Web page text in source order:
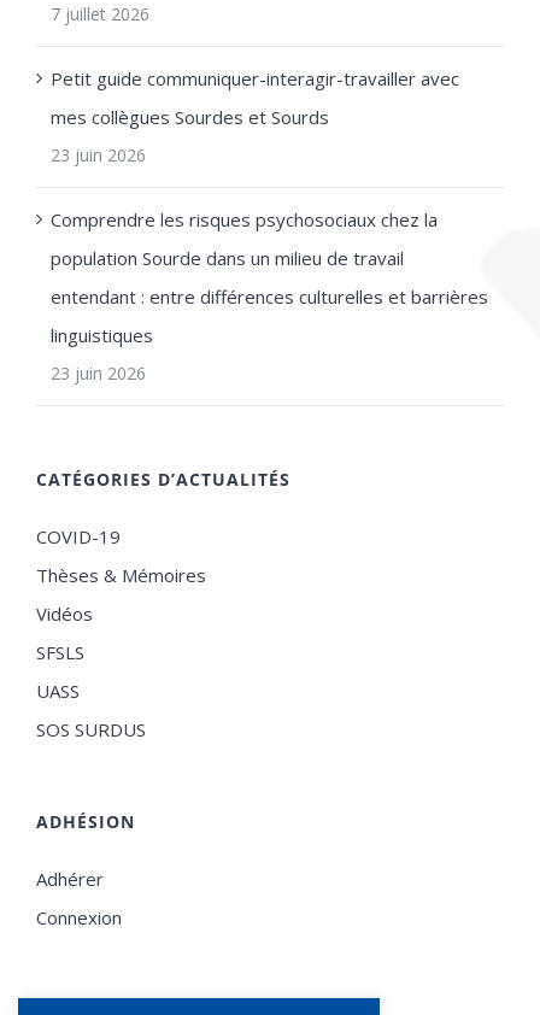
7 juillet 2026
Petit guide communiquer-interagir-travailler avec
mes collègues Sourdes et Sourds
23 juin 2026
Comprendre les risques psychosociaux chez la
population Sourde dans un milieu de travail
entendant : entre différences culturelles et barrières
linguistiques
23 juin 2026
CATÉGORIES D’ACTUALITÉS
COVID-19
Thèses & Mémoires
Vidéos
SFSLS
UASS
SOS SURDUS
ADHÉSION
Adhérer
Connexion